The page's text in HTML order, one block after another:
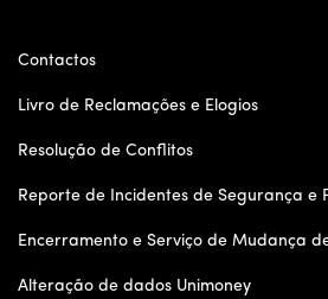
Contactos
Livro de Reclamações e Elogios
Resolução de Conflitos
Reporte de Incidentes de Segurança e
Encerramento e Serviço de Mudança
Alteração de dados Unimoney